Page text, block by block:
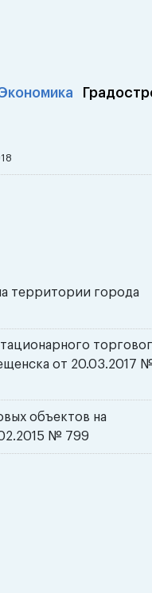
территории города
от 20.03.2017
объектов на
№ 799